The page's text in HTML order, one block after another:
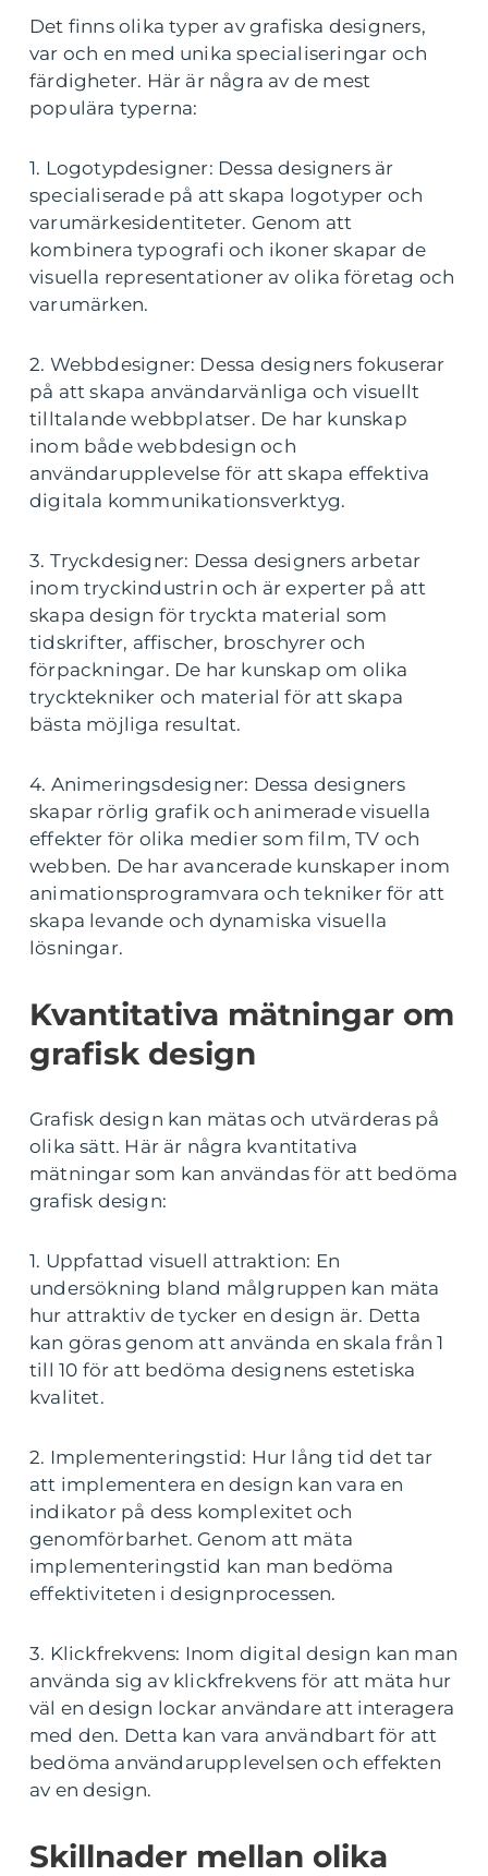
Det finns olika typer av grafiska designers,
var och en med unika specialiseringar och
färdigheter. Här är några av de mest
populära typerna:
1. Logotypdesigner: Dessa designers är
specialiserade på att skapa logotyper och
varumärkesidentiteter. Genom att
kombinera typografi och ikoner skapar de
visuella representationer av olika företag och
varumärken.
2. Webbdesigner: Dessa designers fokuserar
på att skapa användarvänliga och visuellt
tilltalande webbplatser. De har kunskap
inom både webbdesign och
användarupplevelse för att skapa effektiva
digitala kommunikationsverktyg.
3. Tryckdesigner: Dessa designers arbetar
inom tryckindustrin och är experter på att
skapa design för tryckta material som
tidskrifter, affischer, broschyrer och
förpackningar. De har kunskap om olika
trycktekniker och material för att skapa
bästa möjliga resultat.
4. Animeringsdesigner: Dessa designers
skapar rörlig grafik och animerade visuella
effekter för olika medier som film, TV och
webben. De har avancerade kunskaper inom
animationsprogramvara och tekniker för att
skapa levande och dynamiska visuella
lösningar.
Kvantitativa mätningar om
grafisk design
Grafisk design kan mätas och utvärderas på
olika sätt. Här är några kvantitativa
mätningar som kan användas för att bedöma
grafisk design:
1. Uppfattad visuell attraktion: En
undersökning bland målgruppen kan mäta
hur attraktiv de tycker en design är. Detta
kan göras genom att använda en skala från 1
till 10 för att bedöma designens estetiska
kvalitet.
2. Implementeringstid: Hur lång tid det tar
att implementera en design kan vara en
indikator på dess komplexitet och
genomförbarhet. Genom att mäta
implementeringstid kan man bedöma
effektiviteten i designprocessen.
3. Klickfrekvens: Inom digital design kan man
använda sig av klickfrekvens för att mäta hur
väl en design lockar användare att interagera
med den. Detta kan vara användbart för att
bedöma användarupplevelsen och effekten
av en design.
Skillnader mellan olika